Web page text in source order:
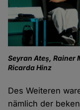
Seyran Ateş, Rainer
Ricarda Hinz
Des Weiteren
nämlich der